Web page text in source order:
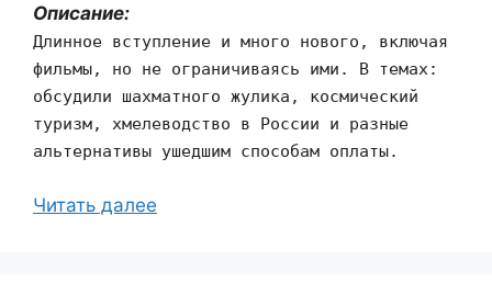
Описание:
Длинное вступление и много нового, включая
фильмы, но не ограничиваясь ими. В темах:
обсудили шахматного жулика, космический
туризм, хмелеводство в России и разные
альтернативы ушедшим способам оплаты.
Читать далее